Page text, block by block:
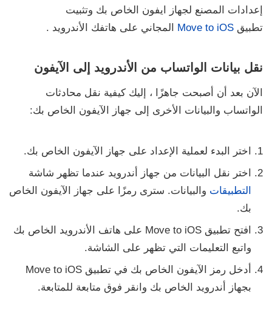
إعدادات المصنع لجهاز ايفون الخاص بك وتثبيت
تطبيق Move to iOS المجاني على هاتفك الأندرويد .
نقل بيانات الواتساب من الأندرويد إلى الآيفون
الآن بعد أن أصبحت جاهزًا ، إليك كيفية نقل محادثات
الواتساب والبيانات الأخرى إلى جهاز الآيفون الخاص بك:
اختر البدء لعملية الإعداد على جهاز الآيفون الخاص بك.
اختر نقل البيانات من جهاز
أندرويد عندما تظهر شاشة
التطبيقات والبيانات. سترى رمزًا على جهاز الآيفون الخاص
بك.
افتح تطبيق Move to iOS على هاتف الأندرويد الخاص بك
واتبع التعليمات التي تظهر على الشاشة.
أدخل رمز الآيفون الخاص بك في تطبيق Move to iOS
بجهاز أندرويد الخاص بك وانقر فوق متابعة للمتابعة.